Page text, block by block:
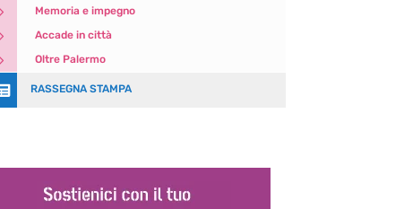
5 Memoria e impegno
5 Accade in città
5 Oltre Palermo
RASSEGNA STAMPA